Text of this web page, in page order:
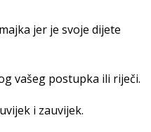
jer je svoje dijete
vašeg postupka ili riječi.
i zauvijek.